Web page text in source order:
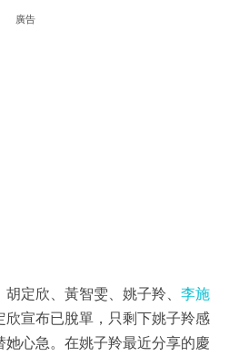
廣告
定欣、黃智雯、姚子羚、 李施
宣布已脫單，只剩下姚子羚感
心急。在姚子羚最近分享的慶